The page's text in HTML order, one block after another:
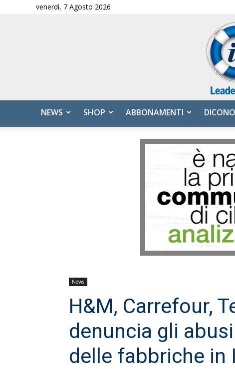
venerdì, 7 Agosto 2026
NEWS SHOP ABBONAMENTI
News
H&M, Carrefour,
denuncia gli
delle fabbriche in